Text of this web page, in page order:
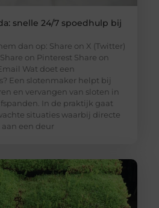
snelle 24/7 spoedhulp bij
dan op: Share on X (Twitter)
on Pinterest Share on
Wat doet een
Een slotenmaker helpt bij
en vervangen van sloten in
In de praktijk gaat
situaties waarbij directe
een deur